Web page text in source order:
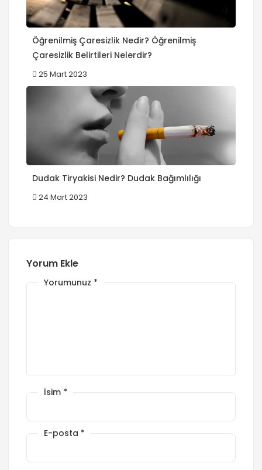
Öğrenilmiş Çaresizlik Nedir? Öğrenilmiş
Çaresizlik Belirtileri Nelerdir?
25 Mart 2023
Dudak Tiryakisi Nedir? Dudak Bağımlılığı
24 Mart 2023
Yorum Ekle
Yorumunuz *
İsim *
E-posta *